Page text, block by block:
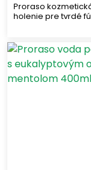
Proraso
holenie pre tvrdé